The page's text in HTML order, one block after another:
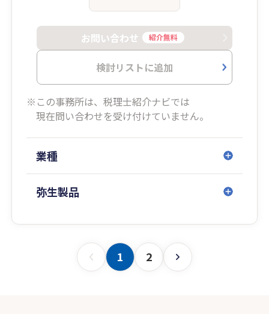
お問い合わせ 紹介無料
検討リストに追加
※この事務所は、税理士紹介ナビでは
現在問い合わせを受け付けていません。
業種
弥生製品
1 2